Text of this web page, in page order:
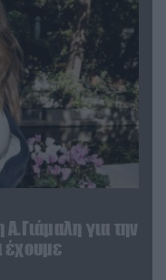
για την
έχουμε